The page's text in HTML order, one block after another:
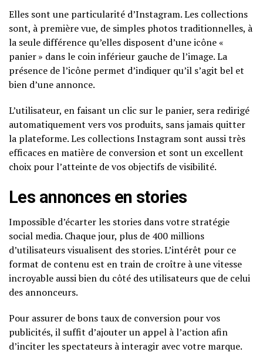
Elles sont une particularité d’Instagram. Les collections
sont, à première vue, de simples photos traditionnelles, à
la seule différence qu’elles disposent d’une icône «
panier » dans le coin inférieur gauche de l’image. La
présence de l’icône permet d’indiquer qu’il s’agit bel et
bien d’une annonce.
L’utilisateur, en faisant un clic sur le panier, sera redirigé
automatiquement vers vos produits, sans jamais quitter
la plateforme. Les collections Instagram sont aussi très
efficaces en matière de conversion et sont un excellent
choix pour l’atteinte de vos objectifs de visibilité.
Les annonces en stories
Impossible d’écarter les stories dans votre stratégie
social media. Chaque jour, plus de 400 millions
d’utilisateurs visualisent des stories. L’intérêt pour ce
format de contenu est en train de croître à une vitesse
incroyable aussi bien du côté des utilisateurs que de celui
des annonceurs.
Pour assurer de bons taux de conversion pour vos
publicités, il suffit d’ajouter un appel à l’action afin
d’inciter les spectateurs à interagir avec votre marque.